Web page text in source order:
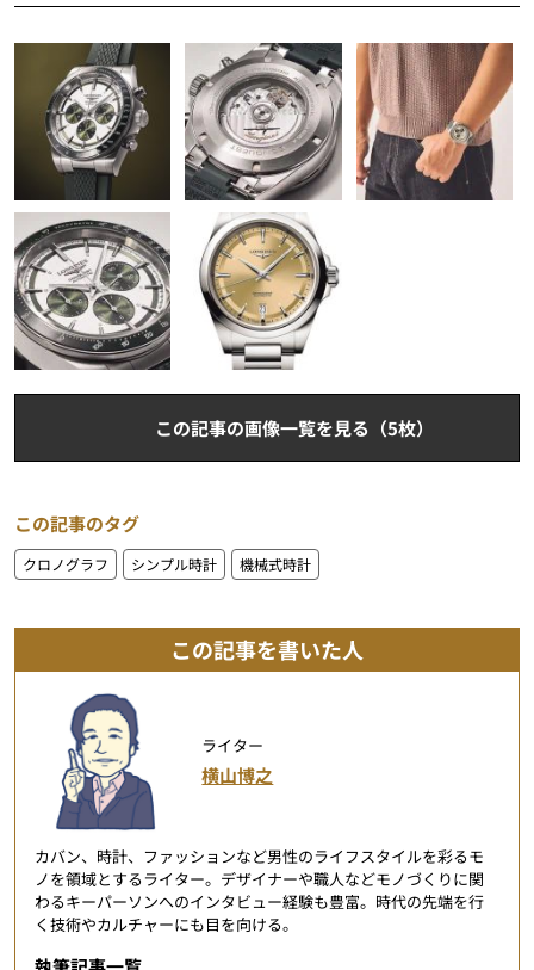
この記事の画像一覧を見る（5枚）
この記事のタグ
クロノグラフ シンプル時計 機械式時計
この記事を書いた人
ライター
横山博之
カバン、時計、ファッションなど男性のライフスタイルを彩るモ
ノを領域とするライター。デザイナーや職人などモノづくりに関
わるキーパーソンへのインタビュー経験も豊富。時代の先端を行
く技術やカルチャーにも目を向ける。